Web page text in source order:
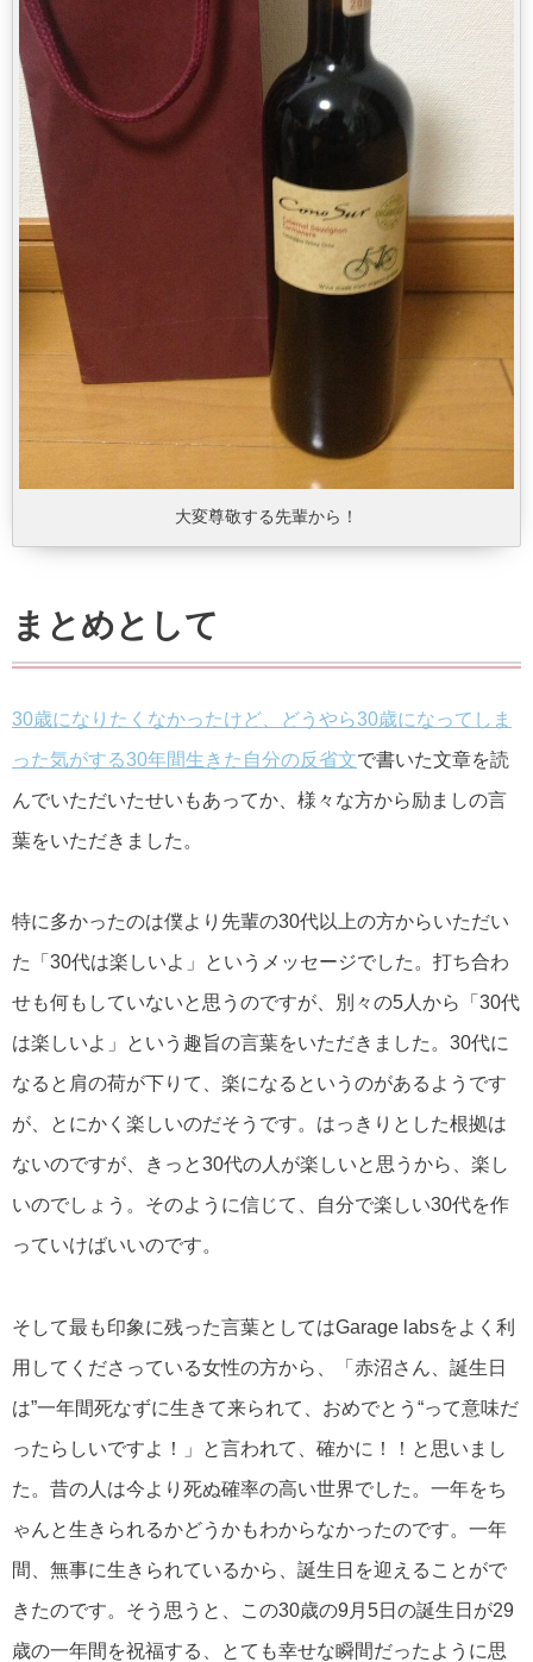
大変尊敬する先輩から！
まとめとして
30歳になりたくなかったけど、どうやら30歳になってしま
った気がする30年間生きた自分の反省文で書いた文章を読
んでいただいたせいもあってか、様々な方から励ましの言
葉をいただきました。
特に多かったのは僕より先輩の30代以上の方からいただい
た「 30代は楽しいよ 」というメッセージでした。打ち合わ
せも何もしていないと思うのですが、別々の5人から「 30代
は楽しいよ 」という趣旨の言葉をいただきました。30代に
なると肩の荷が下りて、楽になるというのがあるようです
が、とにかく楽しいのだそうです。はっきりとした根拠は
ないのですが、きっと30代の人が楽しいと思うから、楽し
いのでしょう。そのように信じて、自分で楽しい30代を作
っていけばいいのです。
そして最も印象に残った言葉としてはGarage labsをよく利
用してくださっている女性の方から、「赤沼さん、誕生日
は”一年間死なずに生きて来られて、おめでとう “って意味だ
ったらしいですよ！」と言われて、確かに！！と思いまし
た。昔の人は今より死ぬ確率の高い世界でした。一年をち
ゃんと生きられるかどうかもわからなかったのです。一年
間、無事に生きられているから、誕生日を迎えることがで
きたのです。そう思うと、この30歳の9月5日の誕生日が29
歳の一年間を祝福する、とても幸せな瞬間だったように思